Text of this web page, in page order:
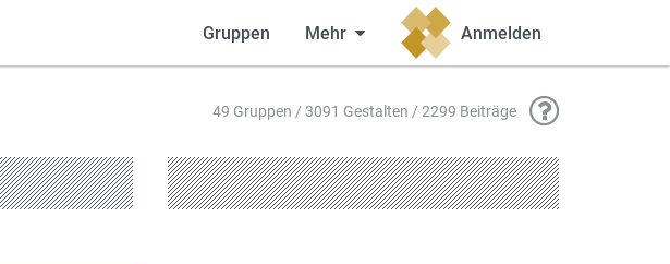
Gruppen Mehr Anmelden
49 Gruppen / 3091 Gestalten / 2299 Beiträge